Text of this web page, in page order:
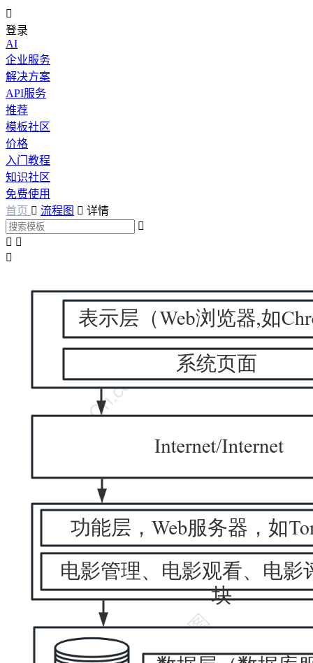

登录
AI
企业服务
解决方案
API服务
推荐
模板社区
价格
入门教程
知识社区
免费使用
首页  流程图  详情

 
